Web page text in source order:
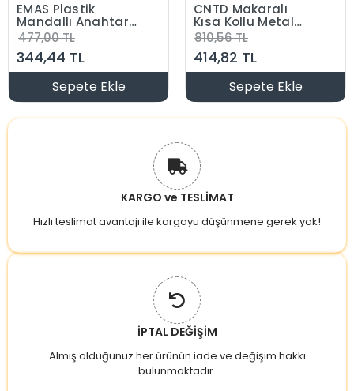
EMAS Plastik
Mandallı Anahtar
Buton Çift Start
Seçici 2NA 1-0-2
B101S30
477,00 TL
344,44 TL
Sepete Ekle
CNTD Makaralı
Kısa Kollu Metal
Bilyeli 1NA + 1NK
Makine Pedal Swici
Bakalit Gövde
Buton (1no 1nc 15
Amper Sıva
Makinesi Pedalı)
810,56 TL
414,82 TL
Sepete Ekle
KARGO ve TESLİMAT
Hızlı teslimat avantajı ile kargoyu düşünmene gerek yok!
İPTAL DEĞİŞİM
Almış olduğunuz her ürünün iade ve değişim hakkı
bulunmaktadır.